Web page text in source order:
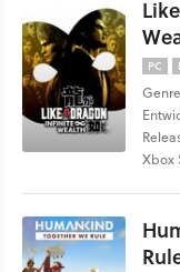
PC
Xbox